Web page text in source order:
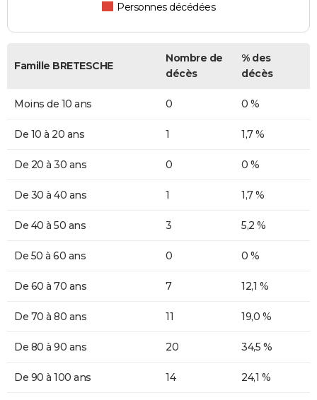
Personnes décédées
Famille BRETESCHE
Nombre de
décès
% des
décès
Moins de 10 ans 0 0 %
De 10 à 20 ans 1 1,7 %
De 20 à 30 ans 0 0 %
De 30 à 40 ans 1 1,7 %
De 40 à 50 ans 3 5,2 %
De 50 à 60 ans 0 0 %
De 60 à 70 ans 7 12,1 %
De 70 à 80 ans 11 19,0 %
De 80 à 90 ans 20 34,5 %
De 90 à 100 ans 14 24,1 %